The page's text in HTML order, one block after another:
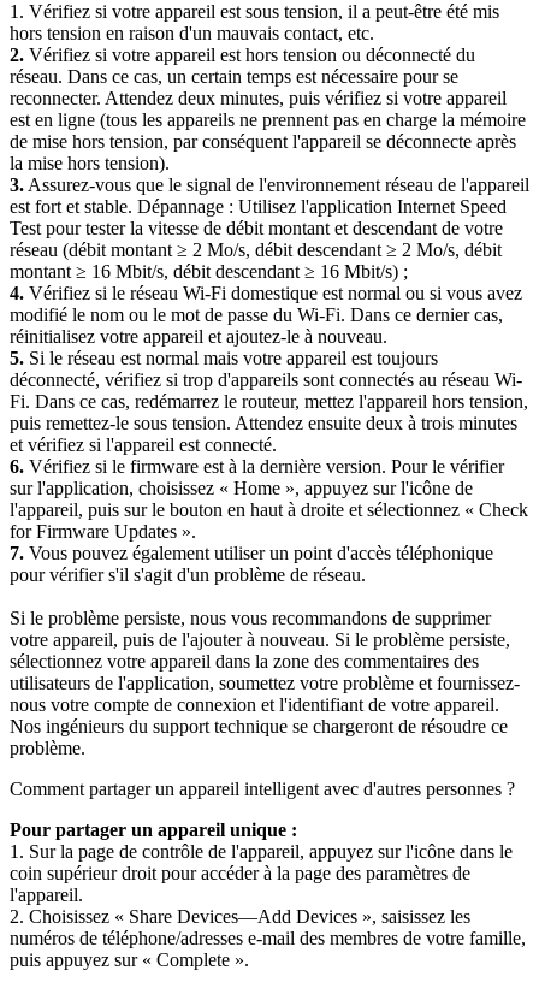
1. Vérifiez si votre appareil est sous tension, il a peut-être été mis
hors tension en raison d'un mauvais contact, etc.
2. Vérifiez si votre appareil est hors tension ou déconnecté du
réseau. Dans ce cas, un certain temps est nécessaire pour se
reconnecter. Attendez deux minutes, puis vérifiez si votre appareil
est en ligne (tous les appareils ne prennent pas en charge la mémoire
de mise hors tension, par conséquent l'appareil se déconnecte après
la mise hors tension).
3.Assurez-vous que le signal de l'environnement réseau de l'appareil
est fort et stable. Dépannage : Utilisez l'application Internet Speed
Test pour tester la vitesse de débit montant et descendant de votre
réseau (débit montant ≥ 2 Mo/s, débit descendant ≥ 2 Mo/s, débit
montant ≥ 16 Mbit/s, débit descendant ≥ 16 Mbit/s) ;
4. Vérifiez si le réseau Wi-Fi domestique est normal ou si vous avez
modifié le nom ou le mot de passe du Wi-Fi. Dans ce dernier cas,
réinitialisez votre appareil et ajoutez-le à nouveau.
5. Si le réseau est normal mais votre appareil est toujours
déconnecté, vérifiez si trop d'appareils sont connectés au réseau Wi-
Fi. Dans ce cas, redémarrez le routeur, mettez l'appareil hors tension,
puis remettez-le sous tension. Attendez ensuite deux à trois minutes
et vérifiez si l'appareil est connecté.
6. Vérifiez si le firmware est à la dernière version. Pour le vérifier
sur l'application, choisissez « Home », appuyez sur l'icône de
l'appareil, puis sur le bouton en haut à droite et sélectionnez « Check
for Firmware Updates ».
7. Vous pouvez également utiliser un point d'accès téléphonique
pour vérifier s'il s'agit d'un problème de réseau.
Si le problème persiste, nous vous recommandons de supprimer
votre appareil, puis de l'ajouter à nouveau. Si le problème persiste,
sélectionnez votre appareil dans la zone des commentaires des
utilisateurs de l'application, soumettez votre problème et fournissez-
nous votre compte de connexion et l'identifiant de votre appareil.
Nos ingénieurs du support technique se chargeront de résoudre ce
problème.
Comment partager un appareil intelligent avec d'autres personnes ?
Pour partager un appareil unique :
1. Sur la page de contrôle de l'appareil, appuyez sur l'icône dans le
coin supérieur droit pour accéder à la page des paramètres de
l'appareil.
2. Choisissez « Share Devices—Add Devices », saisissez les
numéros de téléphone/adresses e-mail des membres de votre famille,
puis appuyez sur « Complete ».